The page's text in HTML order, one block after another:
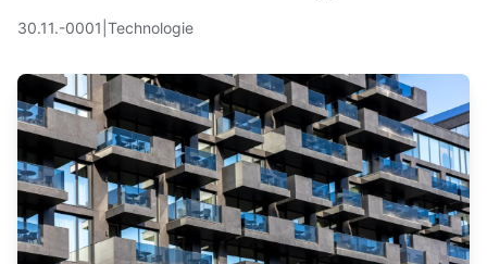
30.11.-0001 Technologie